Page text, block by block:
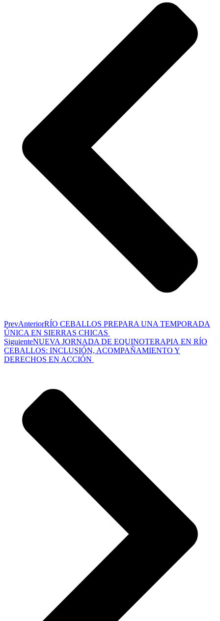
PrevAnteriorRÍO CEBALLOS PREPARA UNA TEMPORADA
ÚNICA EN SIERRAS CHICAS
SiguienteNUEVA JORNADA DE EQUINOTERAPIA EN RÍO
CEBALLOS: INCLUSIÓN, ACOMPAÑAMIENTO Y
DERECHOS EN ACCIÓN